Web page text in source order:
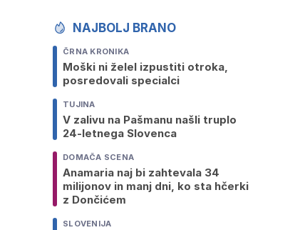
NAJBOLJ BRANO
ČRNA KRONIKA
Moški ni želel izpustiti otroka,
posredovali specialci
TUJINA
V zalivu na Pašmanu našli truplo
24-letnega Slovenca
DOMAČA SCENA
Anamaria naj bi zahtevala 34
milijonov in manj dni, ko sta hčerki
z Dončićem
SLOVENIJA